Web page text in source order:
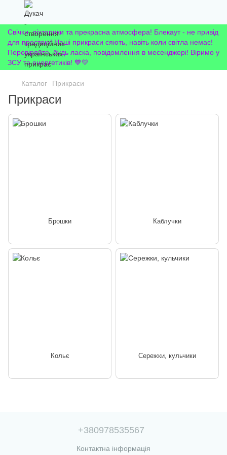
Свічки, ліхтарики та прекрасна атмосфера! Блекаут - не привід
для простою! Наші прикраси сяють, навіть коли світла немає!
Перевіряйте, будь ласка, повідомлення в месенджері! Віримо у
ЗСУ та енергетиків! 💙💛
Каталог Прикраси
Прикраси
Брошки Каблучки
Кольє Сережки, кульчики
+380978535567
Контактна інформація